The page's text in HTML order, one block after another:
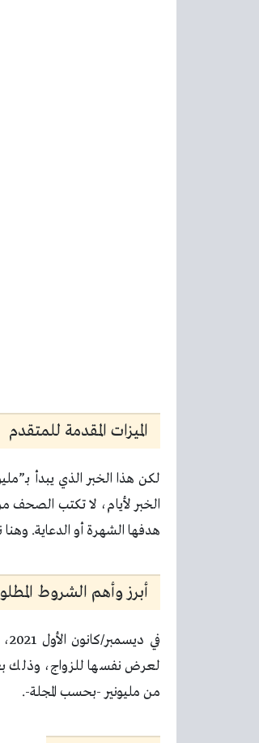
الميزات المقدمة للمتقدم
لكن هذا الخبر الذي يبدأ
الخبر لأيام، لا تكتب الصحف
هدفها الشهرة أو الدعاية. وهنا
أبرز وأهم الشروط
من مليونير -بحسب المجلة-.